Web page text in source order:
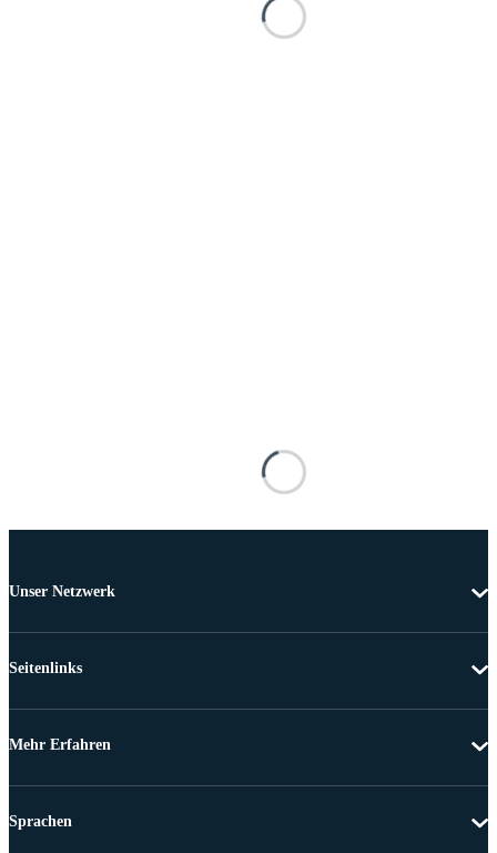
Unser Netzwerk
Seitenlinks
Mehr Erfahren
Sprachen